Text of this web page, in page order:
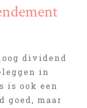
dividend
in
is ook een
goed, maar